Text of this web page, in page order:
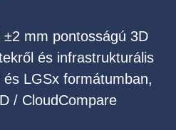
mm pontosságú 3D
és infrastrukturális
LGSx formátumban,
/ CloudCompare